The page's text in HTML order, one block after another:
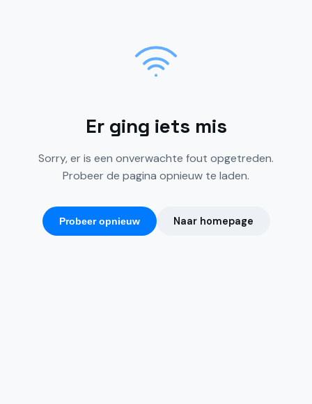
Er ging iets mis
Sorry, er is een onverwachte fout opgetreden.
Probeer de pagina opnieuw te laden.
Probeer opnieuw Naar homepage